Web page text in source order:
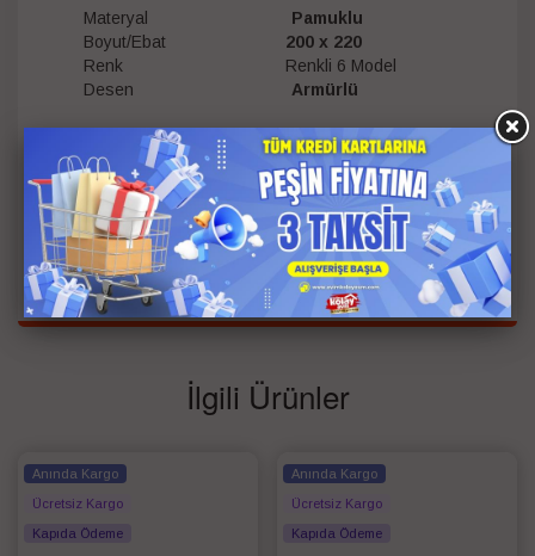
Materyal Pamuklu
Boyut/Ebat 200 x 220
Renk Renkli 6 Model
Desen Armürlü
Tipi
Çift Kişilik
Ebat
Bilgisi
200*220
Renk Bej, Krem
İlgili Ürünler
Anında Kargo
Ücretsiz Kargo
Kapıda Ödeme
Anında Kargo
Ücretsiz Kargo
Kapıda Ödeme